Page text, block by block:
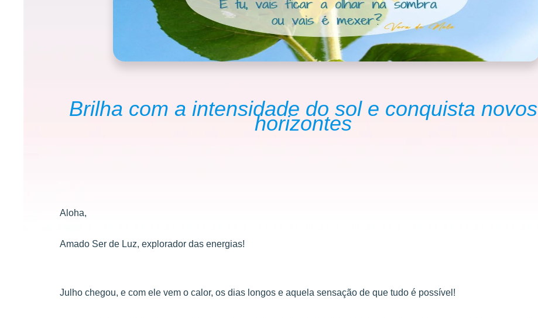
Brilha com a intensidade do sol e conquista novos
horizontes
Aloha,
Amado Ser de Luz, explorador das energias!
Julho chegou, e com ele vem o calor, os dias longos e aquela sensação de que tudo é possível!